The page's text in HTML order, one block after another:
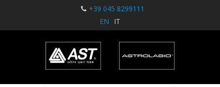
+39 045 8299111
EN
IT